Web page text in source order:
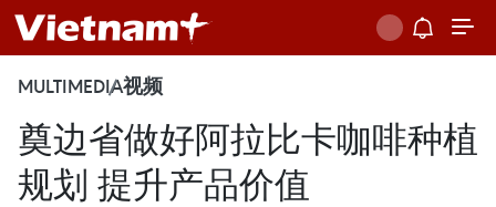
MULTIMEDIA视频
奠边省做好阿拉比卡咖啡种植
规划 提升产品价值